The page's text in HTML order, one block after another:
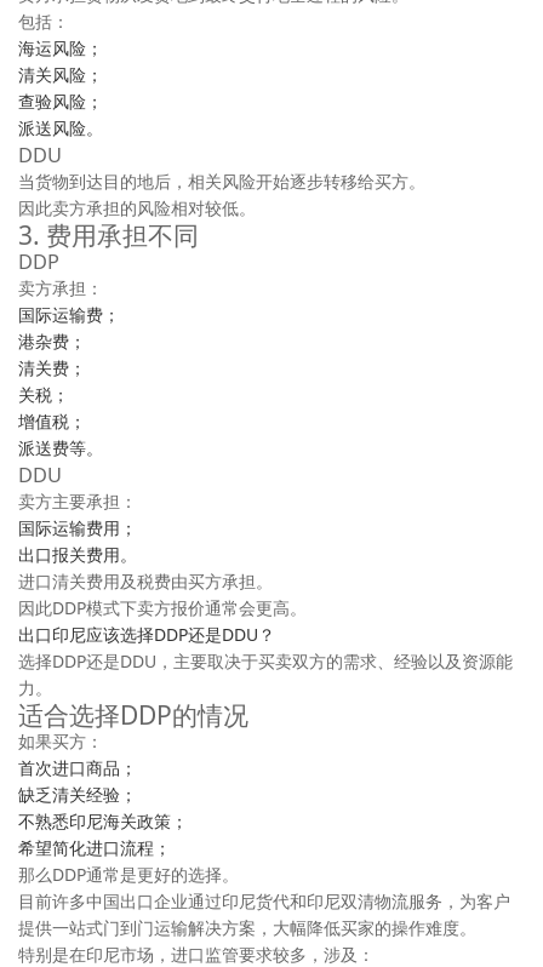
包括：
海运风险；
清关风险；
查验风险；
派送风险。
DDU
当货物到达目的地后，相关风险开始逐步转移给买方。
因此卖方承担的风险相对较低。
3. 费用承担不同
DDP
卖方承担：
国际运输费；
港杂费；
清关费；
关税；
增值税；
派送费等。
DDU
卖方主要承担：
国际运输费用；
出口报关费用。
进口清关费用及税费由买方承担。
因此DDP模式下卖方报价通常会更高。
出口印尼应该选择DDP还是DDU？
选择DDP还是DDU，主要取决于买卖双方的需求、经验以及资源能
力。
适合选择DDP的情况
如果买方：
首次进口商品；
缺乏清关经验；
不熟悉印尼海关政策；
希望简化进口流程；
那么DDP通常是更好的选择。
目前许多中国出口企业通过印尼货代和印尼双清物流服务，为客户
提供一站式门到门运输解决方案，大幅降低买家的操作难度。
特别是在印尼市场，进口监管要求较多，涉及：